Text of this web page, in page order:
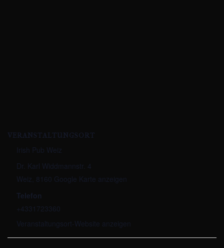
VERANSTALTUNGSORT
Irish Pub Weiz
Dr. Karl Widdmannstr. 4
Weiz 8160 Google Karte anzeigen
Telefon
+4331723360
Veranstaltungsort-Website anzeigen